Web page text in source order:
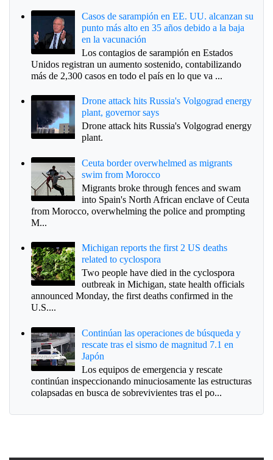
Casos de sarampión en EE. UU. alcanzan su
punto más alto en 35 años debido a la baja
en la vacunación
Los contagios de sarampión en Estados
Unidos registran un aumento sostenido, contabilizando
más de 2,300 casos en todo el país en lo que va ...
Drone attack hits Russia's Volgograd energy
plant, governor says
Drone attack hits Russia's Volgograd energy
plant.
Ceuta border overwhelmed as migrants
swim from Morocco
Migrants broke through fences and swam
into Spain's North African enclave of Ceuta
from Morocco, overwhelming the police and prompting
M...
Michigan reports the first 2 US deaths
related to cyclospora
Two people have died in the cyclospora
outbreak in Michigan, state health officials
announced Monday, the first deaths confirmed in the
U.S....
Continúan las operaciones de búsqueda y
rescate tras el sismo de magnitud 7.1 en
Japón
Los equipos de emergencia y rescate
continúan inspeccionando minuciosamente las estructuras
colapsadas en busca de sobrevivientes tras el po...